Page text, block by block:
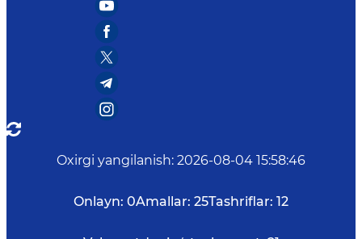
Oxirgi yangilanish: 2026-08-04 15:58:46
Onlayn: 0Amallar: 25Tashriflar: 12